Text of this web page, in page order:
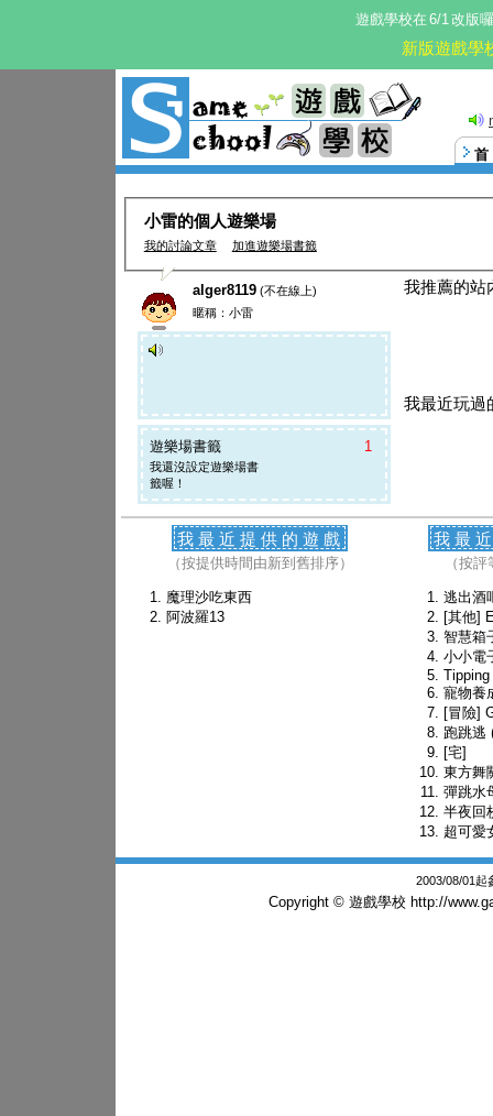
遊戲學校在 6/1改版
新版遊戲學
小雷的個人遊樂場
我的討論文章 加進遊樂場書籤
alger8119 (不在線上)
暱稱：小雷
遊樂場書籤 1
我還沒設定遊樂場書
籤喔！
我推薦的站
我最近玩過
我最近提供的遊戲
（按提供時間由新到舊排序）
魔理沙吃東西
阿波羅13
我最
（按
逃出酒
[其他]
智慧箱
小小電
寵物養
[冒險]
跑跳逃
[宅]
東方舞
彈跳水
半夜回
超可愛
2003/08/01起
Copyright © 遊戲學校 http://